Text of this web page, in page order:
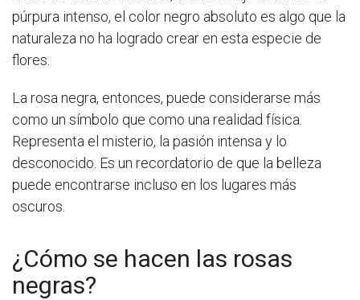
púrpura intenso, el color negro absoluto es algo que la
naturaleza no ha logrado crear en esta especie de
flores.
La rosa negra, entonces, puede considerarse más
como un símbolo que como una realidad física.
Representa el misterio, la pasión intensa y lo
desconocido. Es un recordatorio de que la belleza
puede encontrarse incluso en los lugares más
oscuros.
¿Cómo se hacen las rosas
negras?